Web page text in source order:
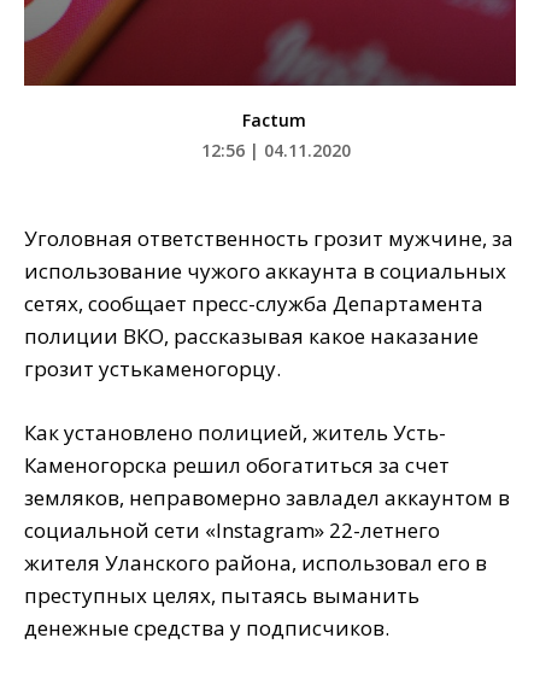
Factum
12:56 | 04.11.2020
Уголовная ответственность грозит мужчине, за
использование чужого аккаунта в социальных
сетях, сообщает пресс-служба Департамента
полиции ВКО, рассказывая какое наказание
грозит устькаменогорцу.
Как установлено полицией, житель Усть-
Каменогорска решил обогатиться за счет
земляков, неправомерно завладел аккаунтом в
социальной сети «Instagram» 22-летнего
жителя Уланского района, использовал его в
преступных целях, пытаясь выманить
денежные средства у подписчиков.